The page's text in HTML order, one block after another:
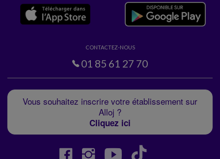
CONTACTEZ-NOUS
01 85 61 27 70
Vous souhaitez inscrire votre établissement sur
Alloj ?
Cliquez ici